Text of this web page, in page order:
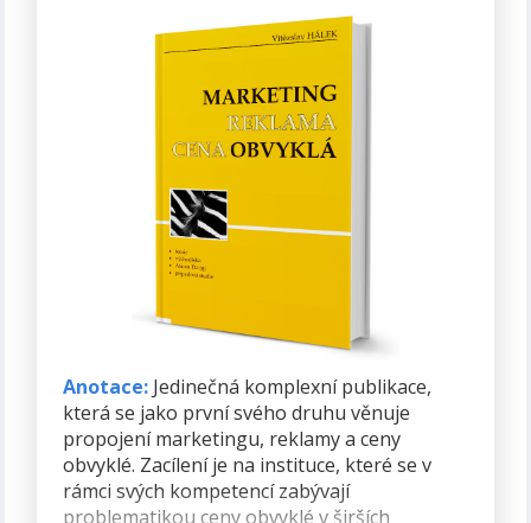
Anotace:Jedinečná komplexní publikace,
která se jako první svého druhu věnuje
propojení marketingu, reklamy a ceny
obvyklé. Zacílení je na instituce, které se v
rámci svých kompetencí zabývají
problematikou ceny obvyklé v širších